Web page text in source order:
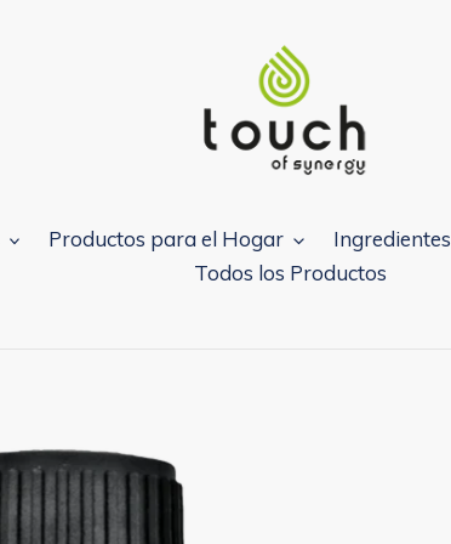
Productos para el Hogar Ingredientes
Todos los Productos